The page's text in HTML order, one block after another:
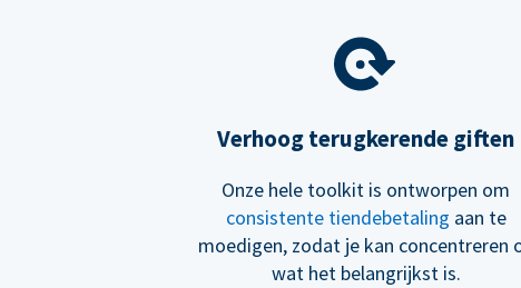
Verhoog terugkerende giften
Onze hele toolkit is ontworpen om
consistente tiendebetaling aan te
moedigen, zodat je kan concentreren
wat het belangrijkst is.